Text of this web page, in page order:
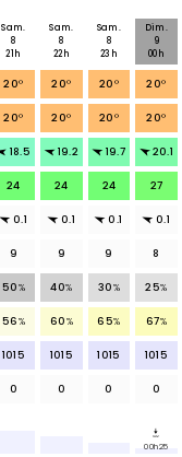
Sam.
8
21h
Sam.
8
22h
Sam.
8
23h
Dim.
9
00h
20° 20° 20° 20°
20° 20° 20° 20°
18.5 19.2 19.7 20.1
24 24 24 27
0.1 0.1 0.1 0.1
9 9 9 8
50% 40% 30% 25%
56% 60% 65% 67%
1015 1015 1015 1015
0 0 0 0
00h25